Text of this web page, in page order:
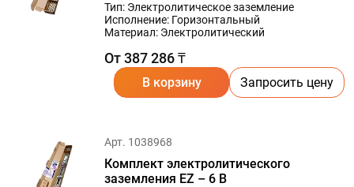
Тип: Электролитическое заземление
Исполнение: Горизонтальный
Материал: Электролитический
От 387 286 ₸
В корзину Запросить цену
Арт. 1038968
Комплект электролитического
заземления EZ – 6 В